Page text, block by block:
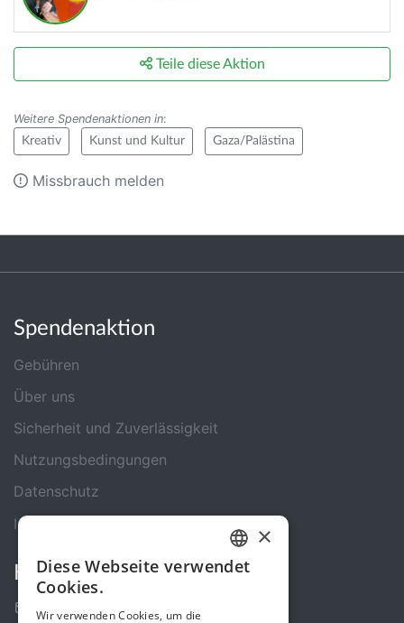
Teile diese Aktion
Weitere Spendenaktionen in:
Kreativ Kunst und Kultur Gaza/Palästina
Missbrauch melden
Spendenaktion
Gebühren
Über uns
Sicherheit und Zuverlässigkeit
Nutzungsbedingungen
Datenschutz
Impressum
Kontakt
Kontakt-Formular
GERMAN
×
Diese Webseite verwendet
Cookies.
Wir verwenden Cookies, um die